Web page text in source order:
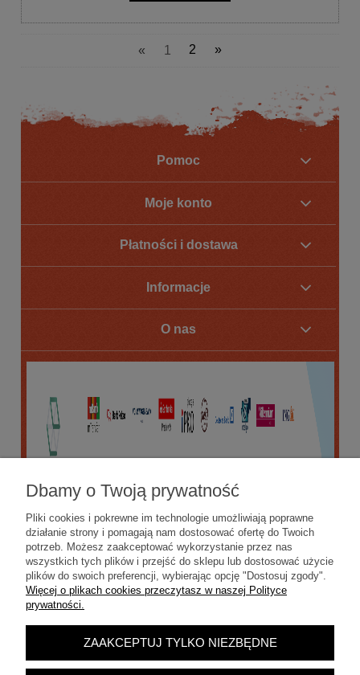
« 1 2 »
Pomoc
Moje konto
Płatności i dostawa
Informacje
O nas
POKAŻ PEŁNĄ WERSJĘ STRONY
Sklep internetowy Shoper.pl
Dbamy o Twoją prywatność
Pliki cookies i pokrewne im technologie umożliwiają poprawne
działanie strony i pomagają nam dostosować ofertę do Twoich
potrzeb. Możesz zaakceptować wykorzystanie przez nas
wszystkich tych plików i przejść do sklepu lub dostosować użycie
plików do swoich preferencji, wybierając opcję "Dostosuj zgody".
Więcej o plikach cookies przeczytasz w naszej Polityce
prywatności.
ZAAKCEPTUJ TYLKO NIEZBĘDNE